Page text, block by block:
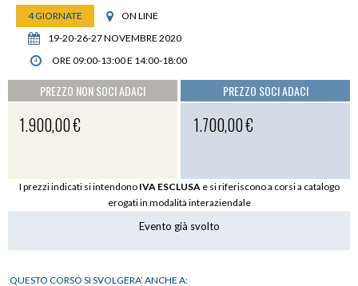
4 GIORNATE
ON LINE
19-20-26-27 NOVEMBRE 2020
ORE 09:00-13:00 E 14:00-18:00
PREZZO NON SOCI ADACI
1.900,00 €
PREZZO SOCI ADACI
1.700,00 €
I prezzi indicati si intendono IVA ESCLUSAe si riferiscono a corsi a catalogo
erogati in modalità interaziendale
Evento già svolto
QUESTO CORSO SI SVOLGERA’ ANCHE A: